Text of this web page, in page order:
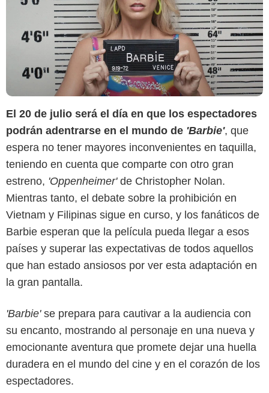
El 20 de julio será el día en que los espectadores
podrán adentrarse en el mundo de 'Barbie', que
espera no tener mayores inconvenientes en taquilla,
teniendo en cuenta que comparte con otro gran
estreno, 'Oppenheimer'de Christopher Nolan.
Mientras tanto, el debate sobre la prohibición en
Vietnam y Filipinas sigue en curso, y los fanáticos de
Barbie esperan que la película pueda llegar a esos
países y superar las expectativas de todos aquellos
que han estado ansiosos por ver esta adaptación en
la gran pantalla.
'Barbie'se prepara para cautivar a la audiencia con
su encanto, mostrando al personaje en una nueva y
emocionante aventura que promete dejar una huella
duradera en el mundo del cine y en el corazón de los
espectadores.